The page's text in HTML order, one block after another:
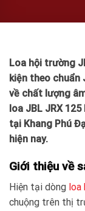
Loa hội trường
kiện theo chuẩn
về chất lượng
loa JBL JRX
tại Khang Phú
hiện nay.
Giới thiệu về
Hiện tại dòng
chuộng trên thị